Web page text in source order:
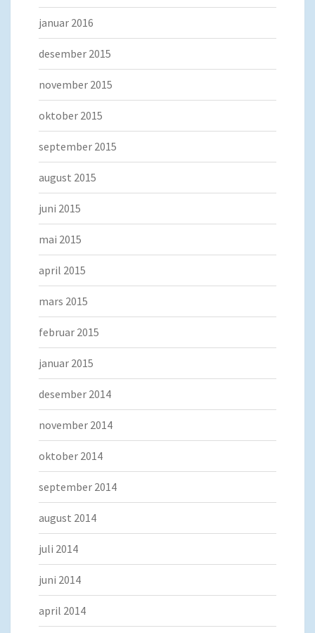
januar 2016
desember 2015
november 2015
oktober 2015
september 2015
august 2015
juni 2015
mai 2015
april 2015
mars 2015
februar 2015
januar 2015
desember 2014
november 2014
oktober 2014
september 2014
august 2014
juli 2014
juni 2014
april 2014